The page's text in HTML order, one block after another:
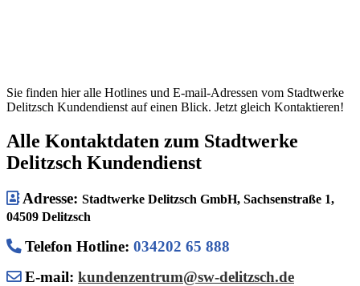
Sie finden hier alle Hotlines und E-mail-Adressen vom Stadtwerke
Delitzsch Kundendienst auf einen Blick. Jetzt gleich Kontaktieren!
Alle Kontaktdaten zum Stadtwerke
Delitzsch Kundendienst
Adresse: Stadtwerke Delitzsch GmbH, Sachsenstraße 1,
04509 Delitzsch
Telefon Hotline: 034202 65 888
E-mail: kundenzentrum@sw-delitzsch.de